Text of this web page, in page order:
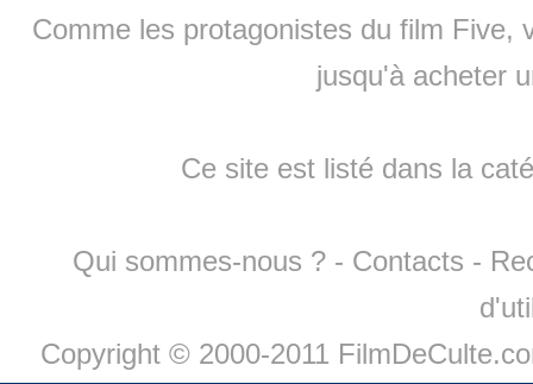
Comme les protagonistes du film Five,
jusqu'à acheter
Ce site est listé dans la
Qui sommes-nous ? - Contacts -
Copyright © 2000-2011